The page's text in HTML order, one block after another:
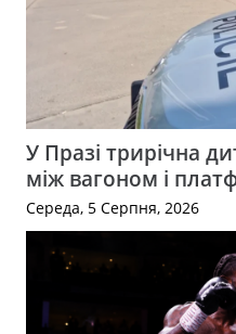
У Празі трирічна
між вагоном і
Середа, 5 Серпня, 2026